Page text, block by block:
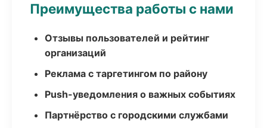
Преимущества работы с нами
Отзывы пользователей и рейтинг
организаций
Реклама с таргетингом по району
Push-уведомления о важных событиях
Партнёрство с городскими службами